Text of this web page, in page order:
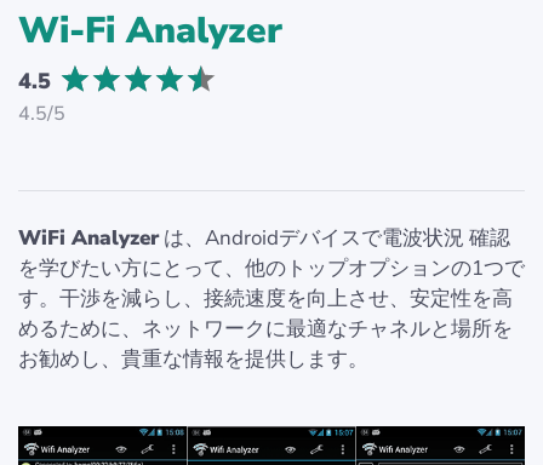
Wi-Fi Analyzer
4.5
4.5/5
WiFi Analyzerは、Androidデバイスで電波状況 確認
を学びたい方にとって、他のトップオプションの1つで
す。干渉を減らし、接続速度を向上させ、安定性を高
めるために、ネットワークに最適なチャネルと場所を
お勧めし、貴重な情報を提供します。